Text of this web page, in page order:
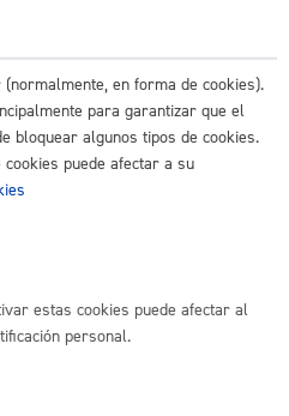
DEL
en forma de cookies).
para garantizar que el
bloquear algunos tipos de cookies.
puede afectar a su
estas cookies puede afectar al
personal.